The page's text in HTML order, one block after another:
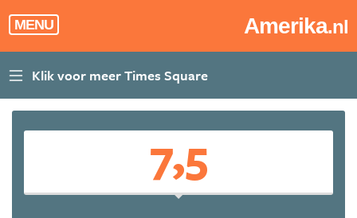
MENU Amerika.nl
7,5